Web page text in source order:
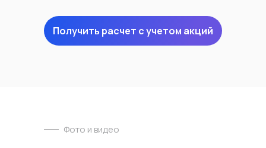
Получить расчет с учетом акций
Фото и видео